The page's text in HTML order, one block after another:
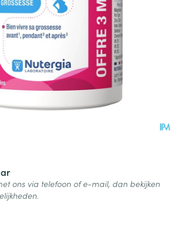
ons via telefoon of e-mail, dan bekijken